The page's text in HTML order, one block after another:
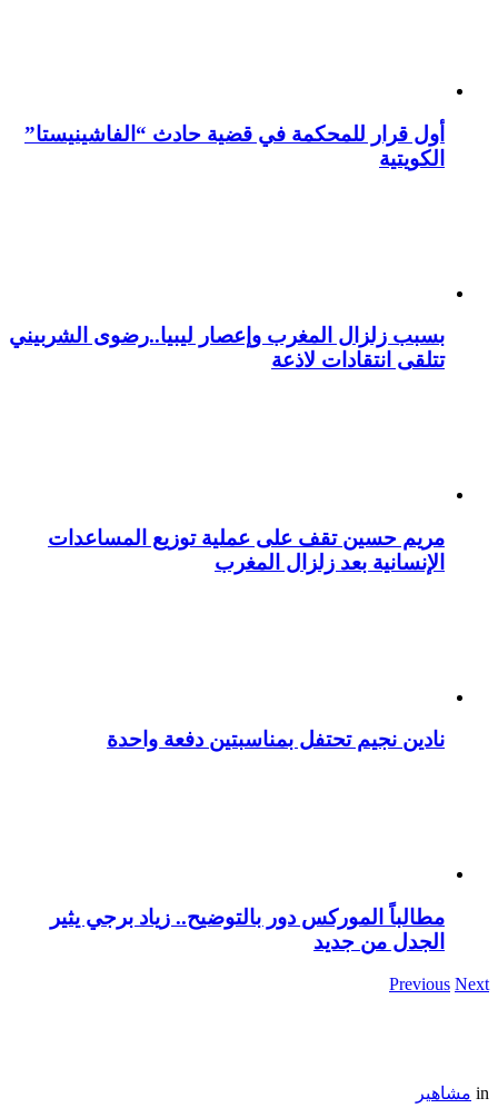
أول قرار للمحكمة في قضية حادث “الفاشينيستا”
الكويتية
بسبب زلزال المغرب وإعصار ليبيا..رضوى الشربيني
تتلقى انتقادات لاذعة
مريم حسين تقف على عملية توزيع المساعدات
الإنسانية بعد زلزال المغرب
نادين نجيم تحتفل بمناسبتين دفعة واحدة
مطالباً الموركس دور بالتوضيح.. زياد برجي يثير
الجدل من جديد
Previous Next
in مشاهير